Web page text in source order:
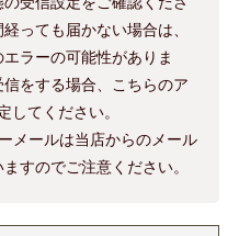
っても届かない場合は、
ラーの可能性がありま
をする場合、こちらのア
してください。
メールは当店からのメール
すのでご注意ください。